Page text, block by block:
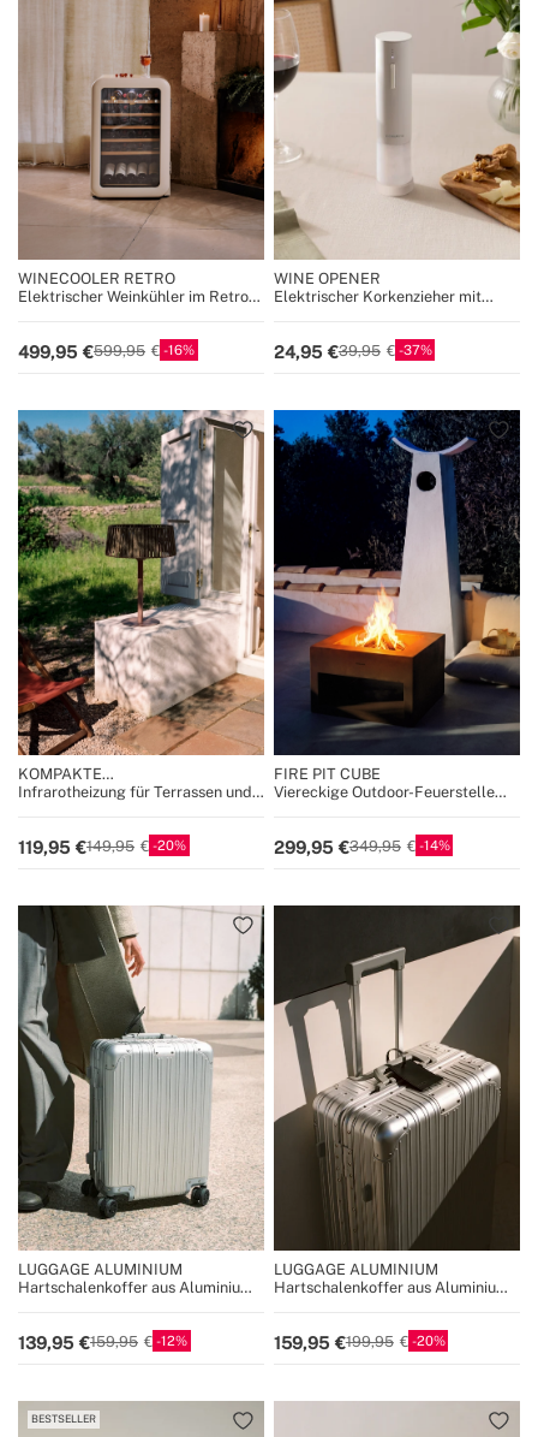
WINECOOLER RETRO
Elektrischer Weinkühler im Retro-
499,95 599,95 16
WINE OPENER
Elektrischer Korkenzieher mit
24,95 39,95 37
KOMPAKTE
TERRASSENHEIZUNG
Infrarotheizung für Terrassen und
119,95 149,95 20
FIRE PIT CUBE
Viereckige Outdoor-Feuerstelle
299,95 349,95 14
LUGGAGE ALUMINIUM
Hartschalenkoffer aus Aluminium
139,95 159,95 12
LUGGAGE ALUMINIUM
Hartschalenkoffer aus Aluminium
159,95 199,95 20
BESTSELLER